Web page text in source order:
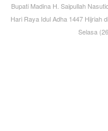
Bupati Madina H. Saipullah
Hari Raya Idul Adha 1447 Hijriah
Selasa